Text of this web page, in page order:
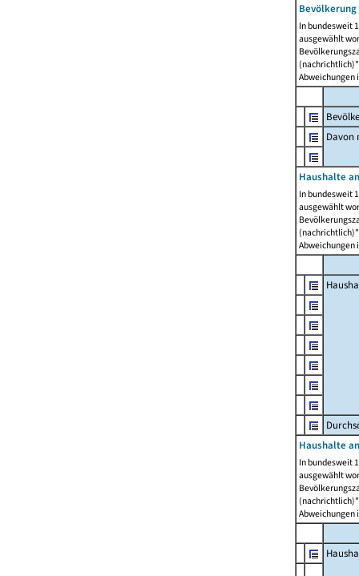
In bundesweit
ausgewählt
Abweichungen
Davon
Haushalte
In bundesweit
ausgewählt
Abweichungen
Haushalte
In bundesweit
ausgewählt
Abweichungen